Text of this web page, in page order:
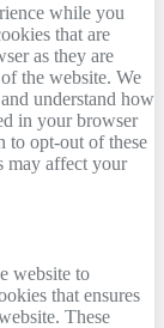
while you
that are
as they are
the website. We
understand how
in your browser
to opt-out of these
may affect your
website to
that ensures
These